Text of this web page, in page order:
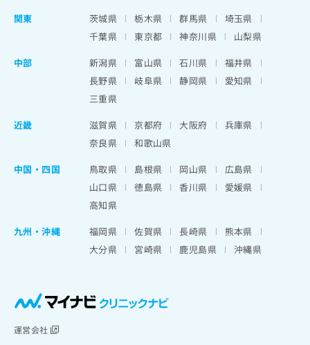
関東
茨城県 栃木県 群馬県
埼玉県
千葉県
東京都 神奈川県
山梨県
中部
新潟県 富山県 石川県
福井県
長野県
岐阜県 静岡県
愛知県
三重県
近畿
滋賀県 京都府 大阪府
兵庫県
奈良県
和歌山県
中国・四国
鳥取県 島根県 岡山県
広島県
山口県
徳島県 香川県
愛媛県
高知県
九州・沖縄
福岡県 佐賀県 長崎県
熊本県
大分県
宮崎県 鹿児島県 沖縄県
運営会社